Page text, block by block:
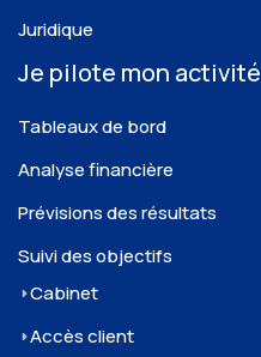
Juridique
Je pilote mon activité
Tableaux de bord
Analyse financière
Prévisions des résultats
Suivi des objectifs
Cabinet
Accès client